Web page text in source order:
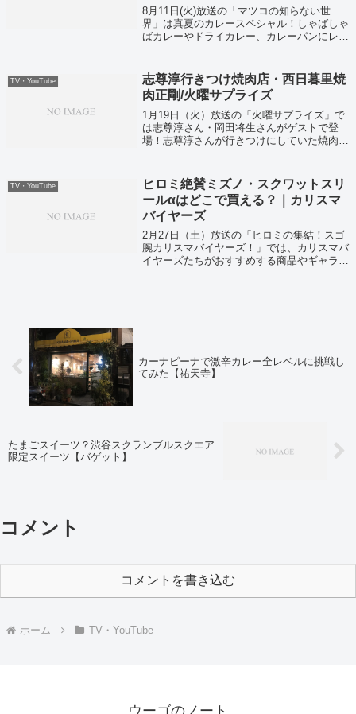
8月11日(火)放送の「マツコの知らない世
界」は真夏のカレースペシャル！しゃばしゃ
ばカレーやドライカレー、カレーパンにレト
ー！北海道産チキンの濃厚スープカレー...
TV・YouTube
志尊淳行きつけ焼肉店・西日暮里焼
肉正剛/火曜サプライズ
1月19日（火）放送の「火曜サプライズ」で
は志尊淳さん・岡田将生さんがゲストで登
場！志尊淳さんが行きつけにしていた焼肉屋
TV・YouTube
ヒロミ絶賛ミズノ・スクワットスリ
ールαはどこで買える？｜カリスマ
バイヤーズ
2月27日（土）放送の「ヒロミの集結！スゴ
腕カリスマバイヤーズ！」では、カリスマバ
イヤーズたちがおすすめする商品やギャラ事
カーナピーナで激辛カレー全レベルに挑戦し
てみた【祐天寺】
たまごスイーツ？渋谷スクランブルスクエア
限定スイーツ【バゲット】
コメント
コメントを書き込む
ホーム TV・YouTube